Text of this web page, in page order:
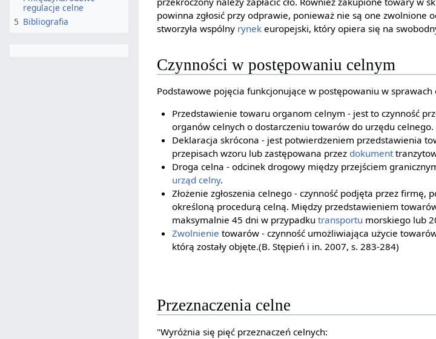
powinna zgłosić przy odprawie, ponieważ nie są one zwolnione
stworzyła wspólny rynek europejski, który opiera się na
Czynności w postępowaniu celnym
Podstawowe pojęcia funkcjonujące w postępowaniu w sprawach
Przedstawienie towaru organom celnym - jest to czynność
organów celnych o dostarczeniu towarów do urzędu celnego.
Deklaracja skrócona - jest potwierdzeniem przedstawienia
przepisach wzoru lub zastępowana przez dokument
Droga celna - odcinek drogowy między przejściem
urząd celny.
Złożenie zgłoszenia celnego - czynność podjęta przez
określoną procedurą celną. Między przedstawieniem
maksymalnie 45 dni w przypadku transportu morskiego lub
Zwolnienie towarów - czynność umożliwiająca użycie
którą zostały objęte.(B. Stępień i in. 2007, s. 283-284)
Przeznaczenia celne
"Wyróżnia się pięć przeznaczeń celnych:
regulacje celne
5 Bibliografia